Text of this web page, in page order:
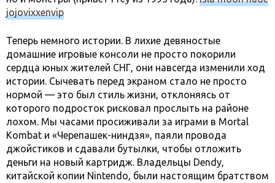
jojovixxenvip
Теперь немного истории. В лихие девяностые
домашние игровые консоли не просто покорили
сердца юных жителей СНГ, они навсегда изменили ход
истории. Сычевать перед экраном стало не просто
нормой — это был стиль жизни, отклоняясь от
которого подросток рисковал прослыть на районе
лохом. Мы часами просиживали за играми в Mortal
Kombat и «Черепашек-ниндзя», паяли провода
джойстиков и сдавали бутылки, чтобы отложить
деньги на новый картридж. Владельцы Dendy,
китайской копии Nintendo, были настоящим братством